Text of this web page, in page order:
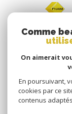
Comme
On aimerait
En poursuivant,
cookies par ce
contenus